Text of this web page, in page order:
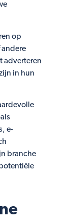
op
andere
adverteren
in hun
e-
branche